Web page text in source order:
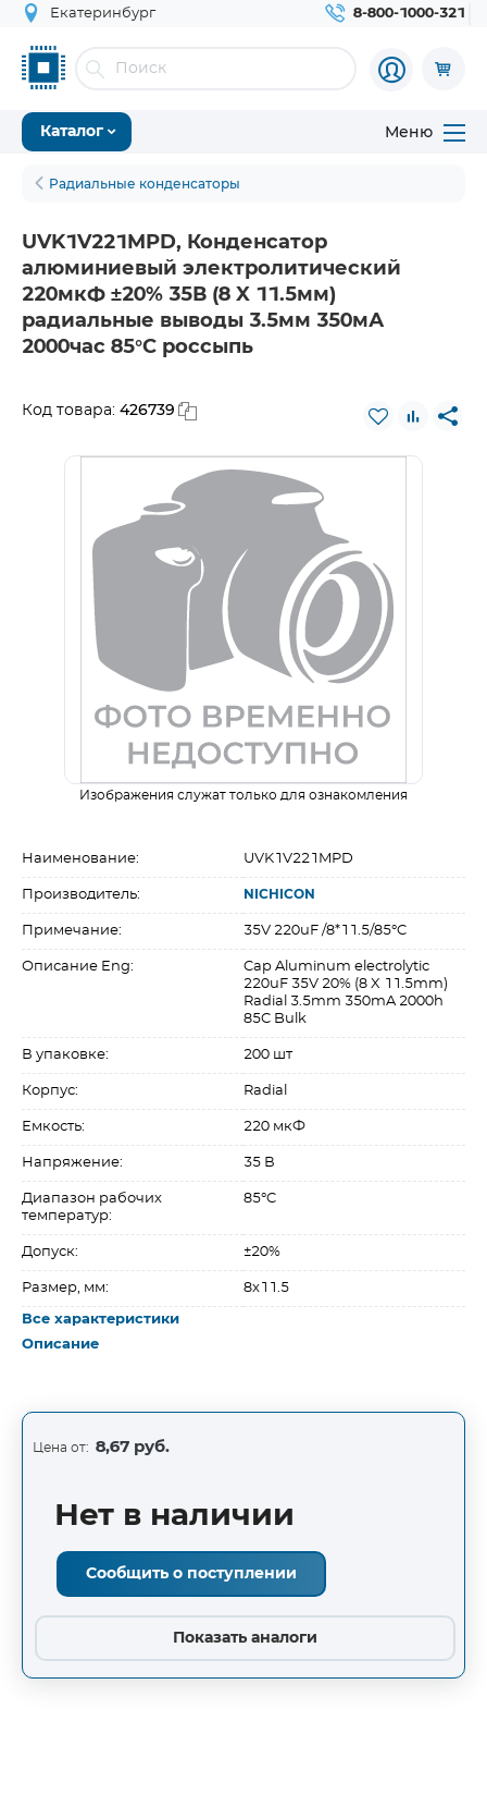
Екатеринбург 8-800-1000-321
Каталог Меню
Радиальные конденсаторы
UVK1V221MPD, Конденсатор
алюминиевый электролитический
220мкФ ±20% 35В (8 X 11.5мм)
радиальные выводы 3.5мм 350мА
2000час 85°С россыпь
Код товара: 426739
Изображения служат только для ознакомления
Наименование: UVK1V221MPD
Производитель: NICHICON
Примечание: 35V 220uF /8*11.5/85°C
Описание Eng:
Cap Aluminum electrolytic
220uF 35V 20% (8 X 11.5mm)
Radial 3.5mm 350mA 2000h
85C Bulk
В упаковке: 200 шт
Корпус: Radial
Емкость: 220 мкФ
Напряжение: 35 В
Диапазон рабочих
температур:
85°C
Допуск: ±20%
Размер, мм: 8x11.5
Все характеристики
Описание
Цена от: 8,67 руб.
Нет в наличии
Сообщить о поступлении
Показать аналоги